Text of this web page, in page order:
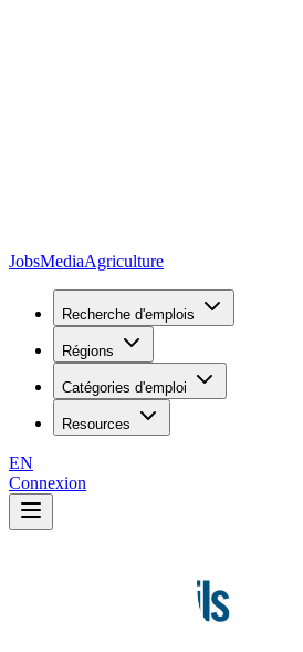
JobsMediaAgriculture
Recherche d'emplois
Régions
Catégories d'emploi
Resources
EN
Connexion